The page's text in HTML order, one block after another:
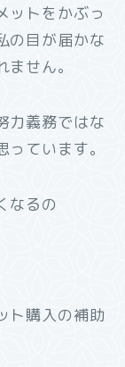
ットをかぶっ
の目が届かな
せん。
力義務ではな
ています。
なるの
ト購入の補助